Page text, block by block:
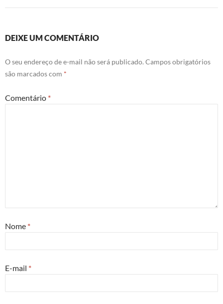
DEIXE UM COMENTÁRIO
O seu endereço de e-mail não será publicado. Campos obrigatórios
são marcados com *
Comentário *
Nome *
E-mail *